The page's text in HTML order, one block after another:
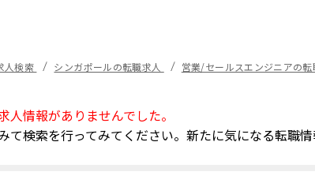
人検索 シンガポールの転職求人 営業/セールスエンジニアの転
人情報がありませんでした。
て検索を行ってみてください。新たに気になる転職